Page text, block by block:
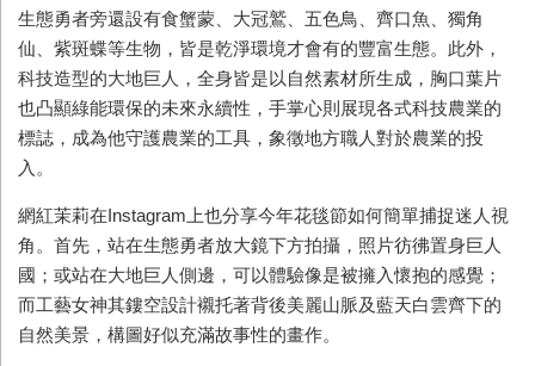
生態勇者旁還設有食蟹蒙、大冠鷲、五色鳥、齊口魚、獨角
仙、紫斑蝶等生物，皆是乾淨環境才會有的豐富生態。此外，
科技造型的大地巨人，全身皆是以自然素材所生成，胸口葉片
也凸顯綠能環保的未來永續性，手掌心則展現各式科技農業的
標誌，成為他守護農業的工具，象徵地方職人對於農業的投
入。
網紅茉莉在Instagram上也分享今年花毯節如何簡單捕捉迷人視
角。首先，站在生態勇者放大鏡下方拍攝，照片彷彿置身巨人
國；或站在大地巨人側邊，可以體驗像是被擁入懷抱的感覺；
而工藝女神其鏤空設計襯托著背後美麗山脈及藍天白雲齊下的
自然美景，構圖好似充滿故事性的畫作。